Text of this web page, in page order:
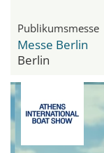
Publikumsmesse
Messe Berlin
Berlin